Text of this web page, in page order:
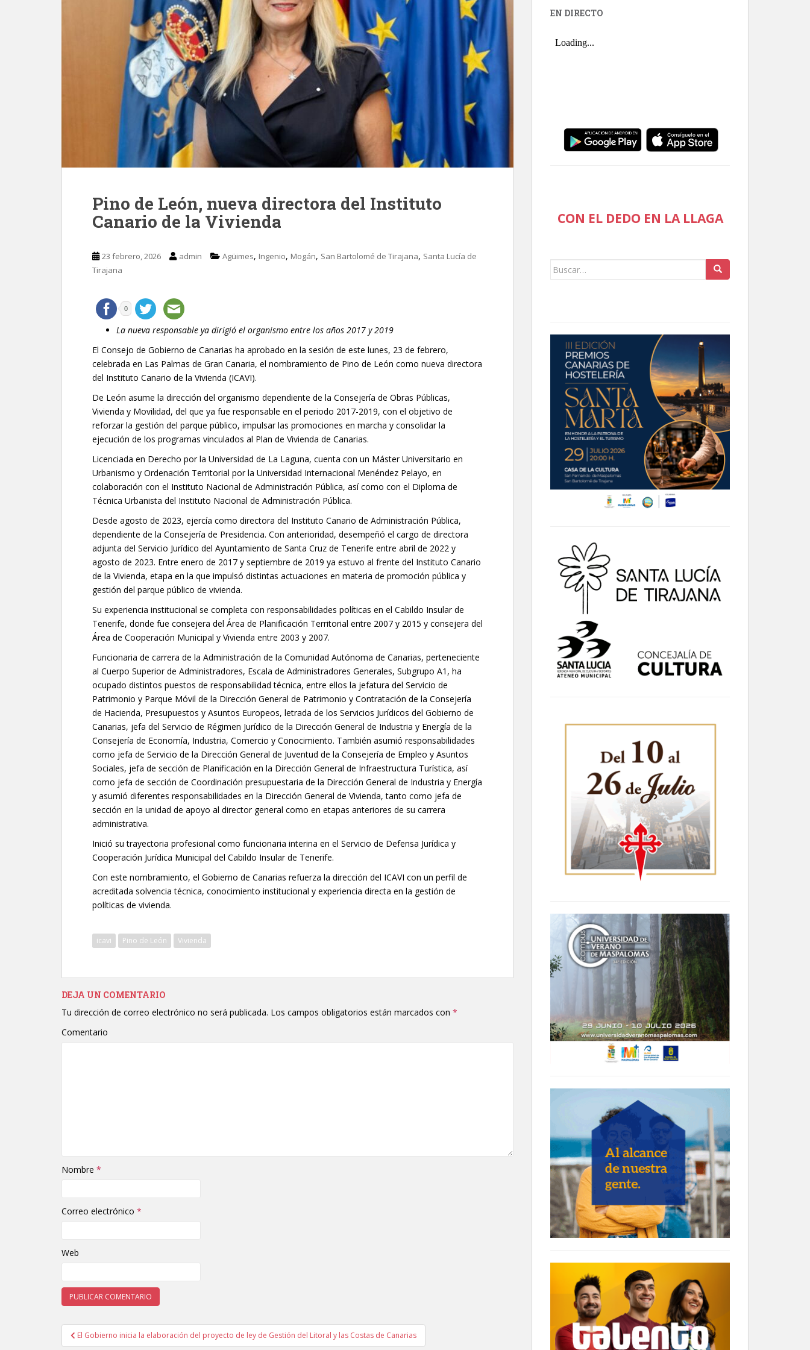
Pino de León, nueva directora del Instituto
Canario de la Vivienda
23 febrero, 2026 admin Agüimes, Ingenio, Mogán, San Bartolomé de Tirajana, Santa Lucía de
Tirajana
0
La nueva responsable ya dirigió el organismo entre los años 2017 y 2019
El Consejo de Gobierno de Canarias ha aprobado en la sesión de este lunes, 23 de febrero,
celebrada en Las Palmas de Gran Canaria, el nombramiento de Pino de León como nueva directora
del Instituto Canario de la Vivienda (ICAVI).
De León asume la dirección del organismo dependiente de la Consejería de Obras Públicas,
Vivienda y Movilidad, del que ya fue responsable en el periodo 2017-2019, con el objetivo de
reforzar la gestión del parque público, impulsar las promociones en marcha y consolidar la
ejecución de los programas vinculados al Plan de Vivienda de Canarias.
Licenciada en Derecho por la Universidad de La Laguna, cuenta con un Máster Universitario en
Urbanismo y Ordenación Territorial por la Universidad Internacional Menéndez Pelayo, en
colaboración con el Instituto Nacional de Administración Pública, así como con el Diploma de
Técnica Urbanista del Instituto Nacional de Administración Pública.
Desde agosto de 2023, ejercía como directora del Instituto Canario de Administración Pública,
dependiente de la Consejería de Presidencia. Con anterioridad, desempeñó el cargo de directora
adjunta del Servicio Jurídico del Ayuntamiento de Santa Cruz de Tenerife entre abril de 2022 y
agosto de 2023. Entre enero de 2017 y septiembre de 2019 ya estuvo al frente del Instituto Canario
de la Vivienda, etapa en la que impulsó distintas actuaciones en materia de promoción pública y
gestión del parque público de vivienda.
Su experiencia institucional se completa con responsabilidades políticas en el Cabildo Insular de
Tenerife, donde fue consejera del Área de Planificación Territorial entre 2007 y 2015 y consejera del
Área de Cooperación Municipal y Vivienda entre 2003 y 2007.
Funcionaria de carrera de la Administración de la Comunidad Autónoma de Canarias, perteneciente
al Cuerpo Superior de Administradores, Escala de Administradores Generales, Subgrupo A1, ha
ocupado distintos puestos de responsabilidad técnica, entre ellos la jefatura del Servicio de
Patrimonio y Parque Móvil de la Dirección General de Patrimonio y Contratación de la Consejería
de Hacienda, Presupuestos y Asuntos Europeos, letrada de los Servicios Jurídicos del Gobierno de
Canarias, jefa del Servicio de Régimen Jurídico de la Dirección General de Industria y Energía de la
Consejería de Economía, Industria, Comercio y Conocimiento. También asumió responsabilidades
como jefa de Servicio de la Dirección General de Juventud de la Consejería de Empleo y Asuntos
Sociales, jefa de sección de Planificación en la Dirección General de Infraestructura Turística, así
como jefa de sección de Coordinación presupuestaria de la Dirección General de Industria y Energía
y asumió diferentes responsabilidades en la Dirección General de Vivienda, tanto como jefa de
sección en la unidad de apoyo al director general como en etapas anteriores de su carrera
administrativa.
Inició su trayectoria profesional como funcionaria interina en el Servicio de Defensa Jurídica y
Cooperación Jurídica Municipal del Cabildo Insular de Tenerife.
Con este nombramiento, el Gobierno de Canarias refuerza la dirección del ICAVI con un perfil de
acreditada solvencia técnica, conocimiento institucional y experiencia directa en la gestión de
políticas de vivienda.
icavi Pino de León Vivienda
DEJA UN COMENTARIO
Tu dirección de correo electrónico no será publicada. Los campos obligatorios están marcados con *
Comentario
Nombre *
Correo electrónico *
Web
Navegación de entradas
El Gobierno inicia la elaboración del proyecto de ley de Gestión del Litoral y las Costas de Canarias
EN DIRECTO
CON EL DEDO EN LA LLAGA
Buscar: